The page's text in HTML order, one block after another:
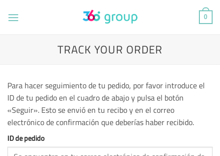
0
TRACK YOUR ORDER
Para hacer seguimiento de tu pedido, por favor introduce el
ID de tu pedido en el cuadro de abajo y pulsa el botón
«Seguir». Esto se envió en tu recibo y en el correo
electrónico de confirmación que deberías haber recibido.
ID de pedido